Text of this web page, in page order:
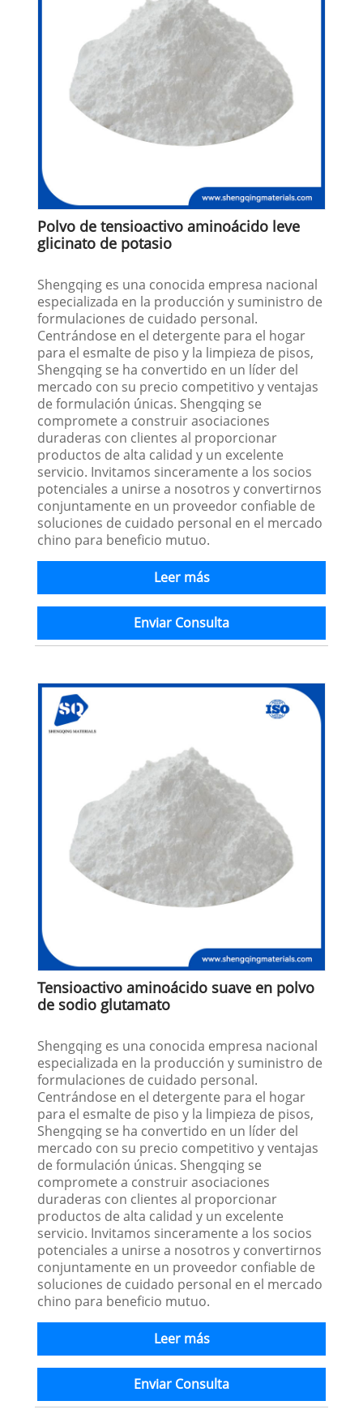
Polvo de tensioactivo aminoácido leve
glicinato de potasio
Shengqing es una conocida empresa nacional
especializada en la producción y suministro de
formulaciones de cuidado personal.
Centrándose en el detergente para el hogar
para el esmalte de piso y la limpieza de pisos,
Shengqing se ha convertido en un líder del
mercado con su precio competitivo y ventajas
de formulación únicas. Shengqing se
compromete a construir asociaciones
duraderas con clientes al proporcionar
productos de alta calidad y un excelente
servicio. Invitamos sinceramente a los socios
potenciales a unirse a nosotros y convertirnos
conjuntamente en un proveedor confiable de
soluciones de cuidado personal en el mercado
chino para beneficio mutuo.
Leer más
Enviar Consulta
Tensioactivo aminoácido suave en polvo
de sodio glutamato
Shengqing es una conocida empresa nacional
especializada en la producción y suministro de
formulaciones de cuidado personal.
Centrándose en el detergente para el hogar
para el esmalte de piso y la limpieza de pisos,
Shengqing se ha convertido en un líder del
mercado con su precio competitivo y ventajas
de formulación únicas. Shengqing se
compromete a construir asociaciones
duraderas con clientes al proporcionar
productos de alta calidad y un excelente
servicio. Invitamos sinceramente a los socios
potenciales a unirse a nosotros y convertirnos
conjuntamente en un proveedor confiable de
soluciones de cuidado personal en el mercado
chino para beneficio mutuo.
Leer más
Enviar Consulta